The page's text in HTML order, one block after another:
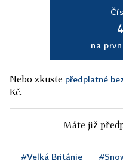
na
Nebo zkuste předplatné
Kč.
Máte již
#Velká Británie